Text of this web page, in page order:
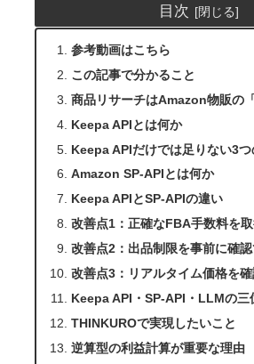
目次
参考動画はこちら
この記事で分かること
商品リサーチはAmazon物販の
Keepa APIとは何か
Keepa APIだけでは足りない3つ
Amazon SP-APIとは何か
Keepa APIとSP-APIの違い
改善点1：正確なFBA手数料を
改善点2：出品制限を事前に確
改善点3：リアルタイム価格を
Keepa API・SP-API・LLMの三
THINKUROで実現したいこと
逆算型の利益計算が重要な理由